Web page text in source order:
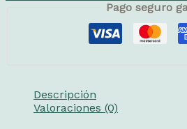
Pago seguro
Descripción
Valoraciones (0)